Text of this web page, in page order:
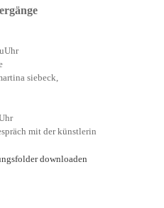
siebeck,
mit der künstlerin
downloaden